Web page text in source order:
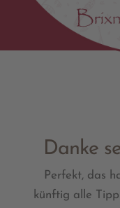
Danke
Perfekt, das
künftig alle